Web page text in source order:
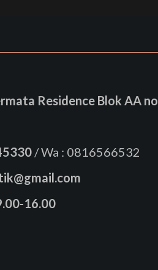
Residence Blok AA
/ Wa : 0816566532
16.00